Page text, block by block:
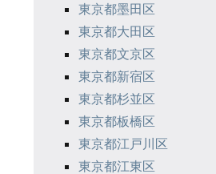
東京都墨田区
東京都大田区
東京都文京区
東京都新宿区
東京都杉並区
東京都板橋区
東京都江戸川区
東京都江東区